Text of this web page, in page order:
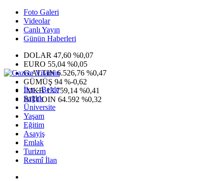
Foto Galeri
Videolar
Canlı Yayın
Günün Haberleri
DOLAR 47,60 %0,07
EURO 55,04 %0,05
G.ALTIN6.526,76 %0,47
GÜMÜŞ 94 %-0,62
IMKB13.759,14 %0,41
BITCOIN 64.592 %0,32
İlçe - Belde
Sağlık
Üniversite
Yaşam
Eğitim
Asayiş
Emlak
Turizm
Resmî İlan